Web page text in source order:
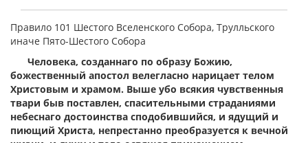
Правило 101 Шестого Вселенского Собора, Трулльского
иначе Пято-Шестого Собора
Человека, созданнаго по образу Божию,
божественный апостол велегласно нарицает телом
Христовым и храмом. Выше убо всякия чувственныя
твари быв поставлен, спасительными страданиями
небеснаго достоинства сподобившийся, и ядущий и
пиющий Христа, непрестанно преобразуется к вечной